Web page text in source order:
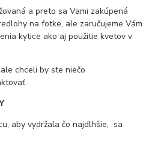
a preto sa Vami zakúpená
na fotke, ale zaručujeme Vám
kytice ako aj použitie kvetov v
chceli by ste niečo
aby vydržala čo najdlhšie, sa